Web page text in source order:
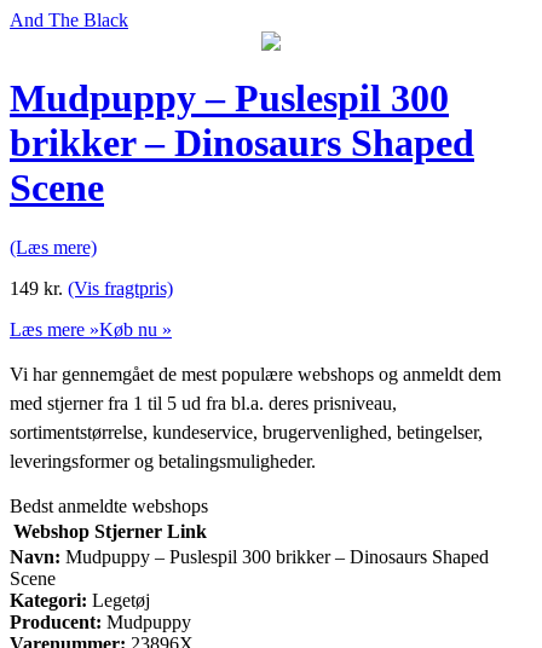
And The Black
Mudpuppy – Puslespil 300
brikker – Dinosaurs Shaped
Scene
(Læs mere)
149 kr. (Vis fragtpris)
Læs mere »Køb nu »
Vi har gennemgået de mest populære webshops og anmeldt dem
med stjerner fra 1 til 5 ud fra bl.a. deres prisniveau,
sortimentstørrelse, kundeservice, brugervenlighed, betingelser,
leveringsformer og betalingsmuligheder.
Bedst anmeldte webshops
Webshop Stjerner Link
Navn: Mudpuppy – Puslespil 300 brikker – Dinosaurs Shaped
Scene
Kategori: Legetøj
Producent: Mudpuppy
Varenummer: 23896X